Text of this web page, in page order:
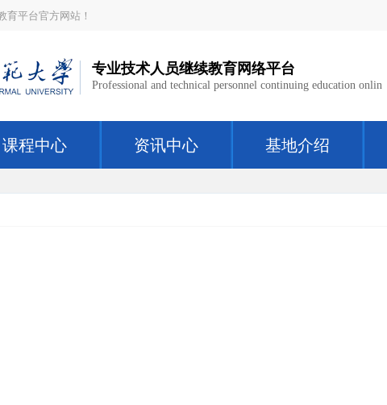
育平台官方网站！
专业技术人员继续教育网络平台
Professional and technical personnel continuing education onlin
课程中心 资讯中心 基地介绍